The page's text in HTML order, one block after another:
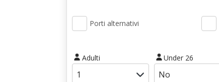
Porti alternativi
Adulti Under 26